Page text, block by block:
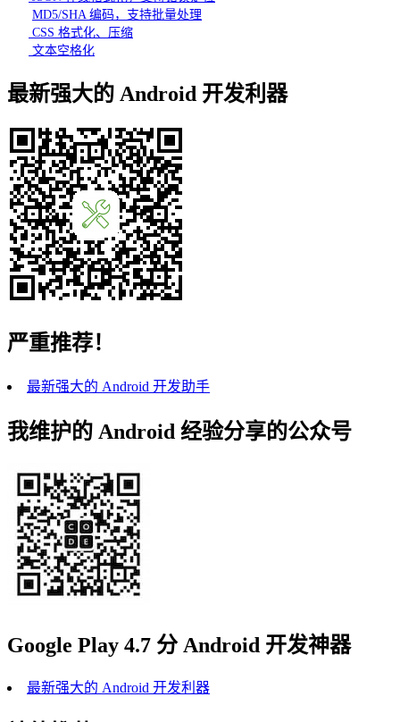
MD5/SHA 编码，支持批量处理
CSS 格式化、压缩
文本空格化
最新强大的 Android 开发利器
严重推荐！
最新强大的 Android 开发助手
我维护的 Android 经验分享的公众号
Google Play 4.7 分 Android 开发神器
最新强大的 Android 开发利器